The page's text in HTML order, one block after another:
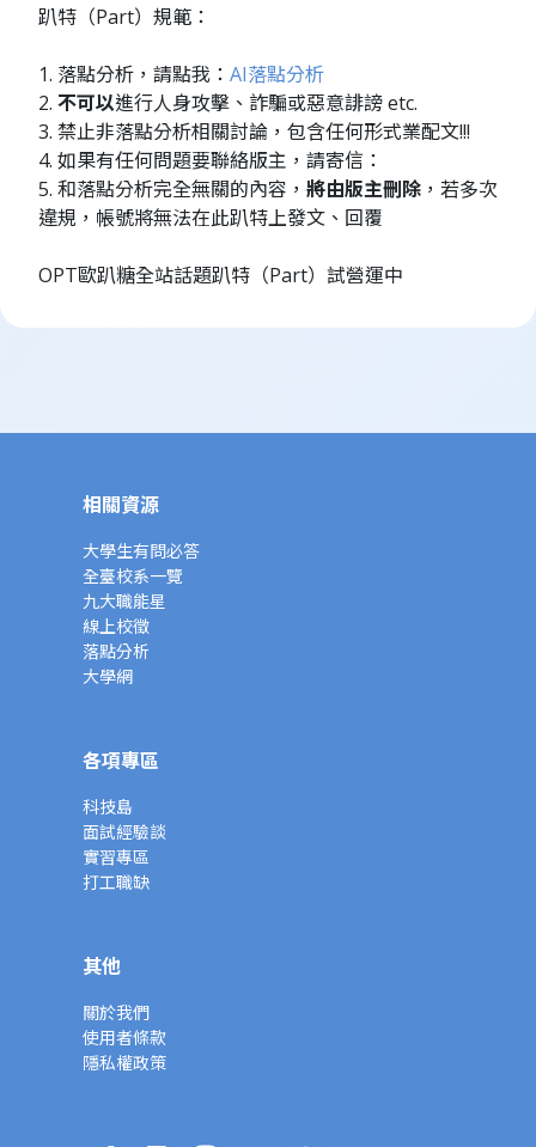
趴特（Part）規範：
1. 落點分析，請點我： AI落點分析
2. 不可以進行人身攻擊、詐騙或惡意誹謗 etc.
3. 禁止非落點分析相關討論，包含任何形式業配文!!!
4. 如果有任何問題要聯絡版主，請寄信：
5. 和落點分析完全無關的內容， 將由版主刪除 ，若多次
違規，帳號將無法在此趴特上發文、回覆
OPT歐趴糖全站話題趴特（Part）試營運中
相關資源
大學生有問必答
全臺校系一覽
九大職能星
線上校徵
落點分析
大學網
各項專區
科技島
面試經驗談
實習專區
打工職缺
其他
關於我們
使用者條款
隱私權政策